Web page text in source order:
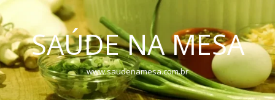
SAÚDE NA MESA
www.saudenamesa.com.br